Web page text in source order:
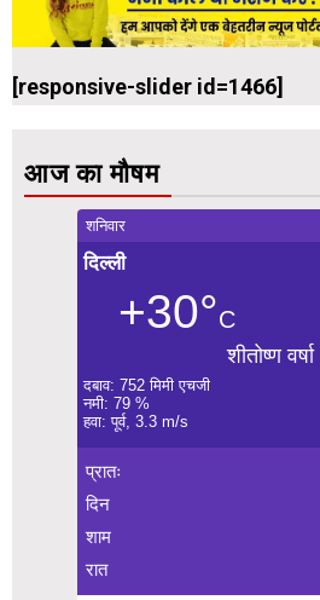
[responsive-slider id=1466]
आज का मौषम
शनिवार
दिल्ली
+30°C
शीतोष्ण वर्षा
दबाव: 752 मिमी एचजी
नमी: 79 %
हवा: पूर्व, 3.3 m/s
प्रातः
दिन
शाम
रात